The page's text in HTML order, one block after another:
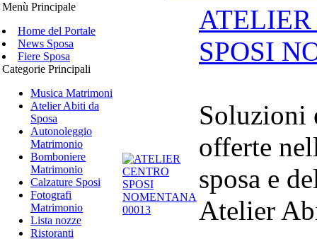
Menù Principale
Home del Portale
News Sposa
Fiere Sposa
Categorie Principali
Musica Matrimoni
Atelier Abiti da
Sposa
Autonoleggio
Matrimonio
Bomboniere
Matrimonio
Calzature Sposi
Fotografi
Matrimonio
Lista nozze
Ristoranti
SPOSI
Soluzioni
offerte
sposa e
Atelier